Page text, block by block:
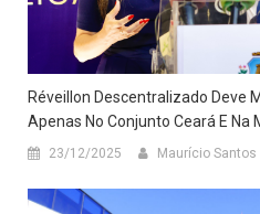
Réveillon Descentralizado Deve
Apenas No Conjunto Ceará E Na
23/12/2025 Maurício Santos